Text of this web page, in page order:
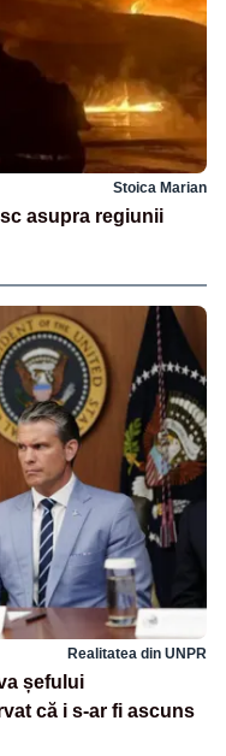
Stoica Marian
asupra regiunii
Realitatea din UNPR
șefului
că i s-ar fi ascuns